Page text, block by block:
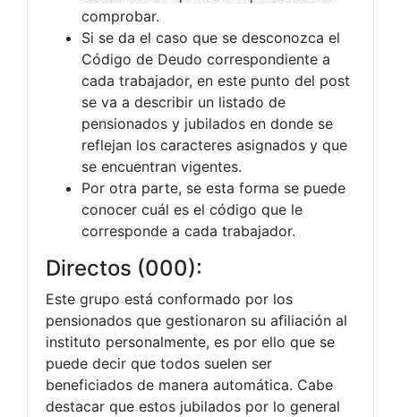
comprobar.
Si se da el caso que se desconozca el
Código de Deudo correspondiente a
cada trabajador, en este punto del post
se va a describir un listado de
pensionados y jubilados en donde se
reflejan los caracteres asignados y que
se encuentran vigentes.
Por otra parte, se esta forma se puede
conocer cuál es el código que le
corresponde a cada trabajador.
Directos (000):
Este grupo está conformado por los
pensionados que gestionaron su afiliación al
instituto personalmente, es por ello que se
puede decir que todos suelen ser
beneficiados de manera automática. Cabe
destacar que estos jubilados por lo general